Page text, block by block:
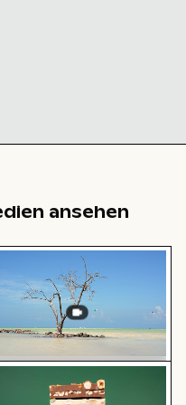
ansehen
Baum im
Yum Balam
Hintergrund
von verschiedenen